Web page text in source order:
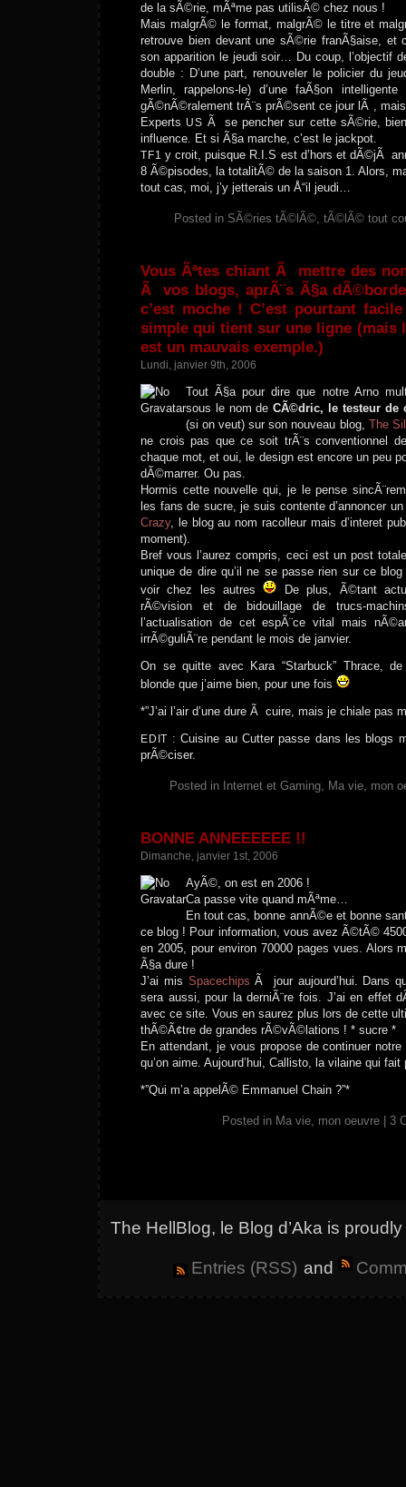
de la sÃ©rie, mÃªme pas utilisÃ© chez nous !
Mais malgrÃ© le format, malgrÃ© le titre et
retrouve bien devant une sÃ©rie franÃ§aise, et
son apparition le jeudi soir… Du coup, l’objectif
double : D’une part, renouveler le policier du
Merlin, rappelons-le) d’une faÃ§on
gÃ©nÃ©ralement trÃ¨s prÃ©sent ce jour lÃ ,
Experts US Ã se pencher sur cette sÃ©rie,
influence. Et si Ã§a marche, c’est le jackpot.
TF1 y croit, puisque R.I.S est d’hors et dÃ©jÃ
8 Ã©pisodes, la totalitÃ© de la saison 1. Alors,
tout cas, moi, j’y jetterais un Å“il jeudi…
Posted in SÃ©ries tÃ©lÃ©, tÃ©lÃ© tout
Vous Ãªtes chiant Ã mettre des
Ã vos blogs, aprÃ¨s Ã§a
c’est moche ! C’est pourtant
simple qui tient sur une ligne (mais
est un mauvais exemple.)
Lundi, janvier 9th, 2006
Tout Ã§a pour dire que notre Arno
sous le nom deCÃ©dric, le testeur de
(si on veut) sur son nouveau blog, The
ne crois pas que ce soit trÃ¨s conventionnel
chaque mot, et oui, le design est encore un peu
dÃ©marrer. Ou pas.
Hormis cette nouvelle qui, je le pense
les fans de sucre, je suis contente d’annoncer
Crazy, le blog au nom racolleur mais d’interet
moment).
Bref vous l’aurez compris, ceci est un post
unique de dire qu’il ne se passe rien sur ce
voir chez les autres
De plus, Ã©tant
rÃ©vision et de bidouillage de trucs-
l’actualisation de cet espÃ¨ce vital mais
irrÃ©guliÃ¨re pendant le mois de janvier.
On se quitte avec Kara “Starbuck” Thrace,
blonde que j’aime bien, pour une fois
*”J’ai l’air d’une dure Ã cuire, mais je chiale pas
EDIT : Cuisine au Cutter passe dans les blogs
prÃ©ciser.
Posted in Internet et Gaming, Ma vie, mon
BONNE ANNEEEEEE !!
Dimanche, janvier 1st, 2006
AyÃ©, on est en 2006 !
Ca passe vite quand mÃªme…
En tout cas, bonne annÃ©e et bonne
ce blog ! Pour information, vous avez Ã©tÃ©
en 2005, pour environ 70000 pages vues. Alors
Ã§a dure !
J’ai mis Spacechips Ã jour aujourd’hui. Dans
sera aussi, pour la derniÃ¨re fois. J’ai en effet
avec ce site. Vous en saurez plus lors de cette
thÃ©Ã¢tre de grandes rÃ©vÃ©lations ! * sucre *
En attendant, je vous propose de continuer notre
qu’on aime. Aujourd’hui, Callisto, la vilaine qui
*”Qui m’a appelÃ© Emmanuel Chain ?”*
Posted in Ma vie, mon oeuvre 3
The HellBlog, le Blog d’Aka is
Entries (RSS) and